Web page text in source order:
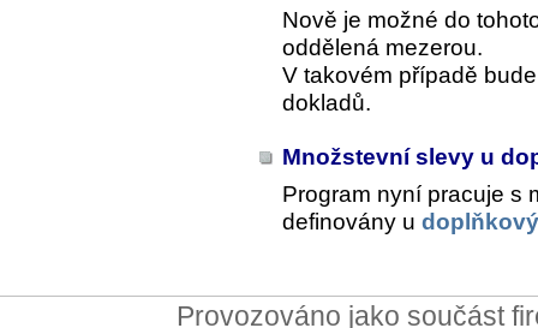
Nově je možné do
oddělená mezerou.
V takovém případě
dokladů.
Množstevní slevy u
Program nyní pracuje s
definovány u
Provozováno jako součást